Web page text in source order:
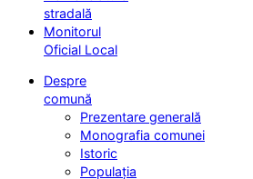
stradală
Monitorul
Oficial Local
Despre
comună
Prezentare generală
Monografia comunei
Istoric
Populația